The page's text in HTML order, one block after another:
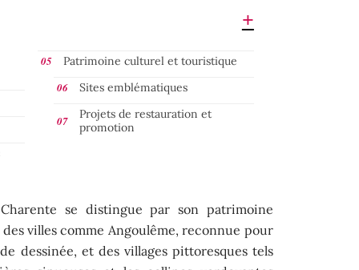
Patrimoine culturel et touristique
Sites emblématiques
Projets de restauration et
promotion
se distingue par son patrimoine
villes comme Angoulême, reconnue pour
dessinée, et des villages pittoresques tels